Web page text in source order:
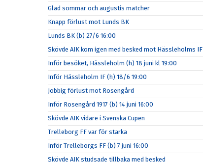
Glad sommar och augustis matcher
Knapp förlust mot Lunds BK
Lunds BK (b) 27/6 16:00
Skövde AIK kom igen med besked mot Hässleholms IF
Inför besöket, Hässleholm (h) 18 juni kl 19:00
Inför Hässleholm IF (h) 18/6 19:00
Jobbig förlust mot Rosengård
Inför Rosengård 1917 (b) 14 juni 16:00
Skövde AIK vidare i Svenska Cupen
Trelleborg FF var för starka
Inför Trelleborgs FF (b) 7 juni 16:00
Skövde AIK studsade tillbaka med besked